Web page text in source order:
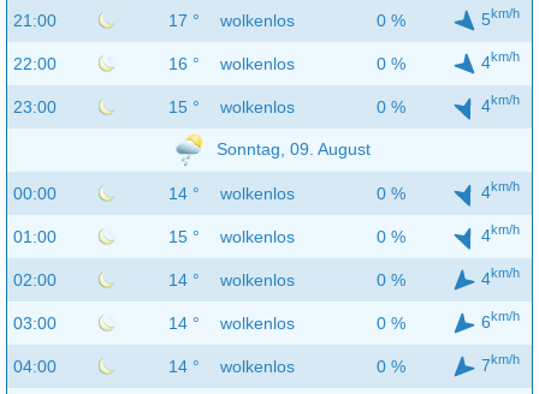
21:00 17 ° wolkenlos 0 % 5km/h
22:00 16 ° wolkenlos 0 % 4km/h
23:00 15 ° wolkenlos 0 % 4km/h
Sonntag, 09. August
00:00 14 ° wolkenlos 0 % 4km/h
01:00 15 ° wolkenlos 0 % 4km/h
02:00 14 ° wolkenlos 0 % 4km/h
03:00 14 ° wolkenlos 0 % 6km/h
04:00 14 ° wolkenlos 0 % 7km/h